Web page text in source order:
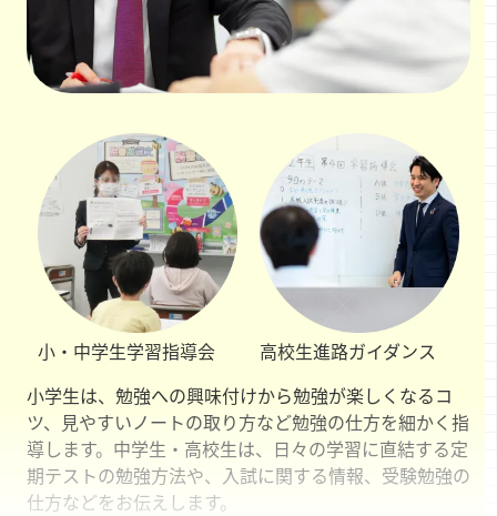
小・中学生学習指導会 高校生進路ガイダンス
小学生は、勉強への興味付けから勉強が楽しくなるコ
ツ、見やすいノートの取り方など勉強の仕方を細かく指
導します。中学生・高校生は、日々の学習に直結する定
期テストの勉強方法や、入試に関する情報、受験勉強の
仕方などをお伝えします。